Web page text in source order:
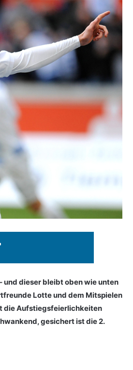
und dieser bleibt oben wie unten
Lotte und dem Mitspielen
die Aufstiegsfeierlichkeiten
gesichert ist die 2.